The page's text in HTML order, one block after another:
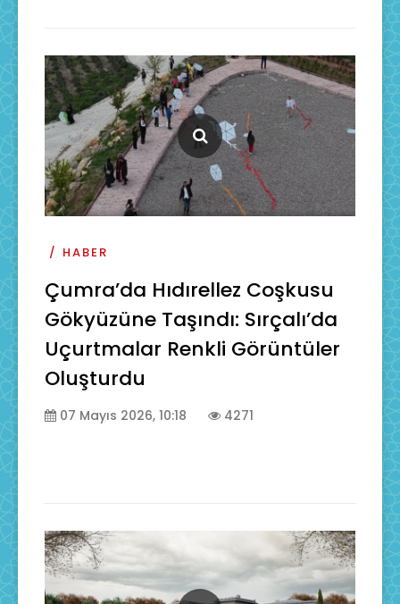
HABER
Çumra’da Hıdırellez Coşkusu
Gökyüzüne Taşındı: Sırçalı’da
Uçurtmalar Renkli Görüntüler
Oluşturdu
07 Mayıs 2026, 10:18 4271